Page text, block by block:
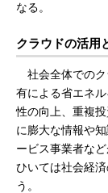
なる。
クラウドの活用
社会全体でのク
有による省エネ
性の向上、重複
に膨大な情報や
ービス事業者な
ひいては社会経
う。